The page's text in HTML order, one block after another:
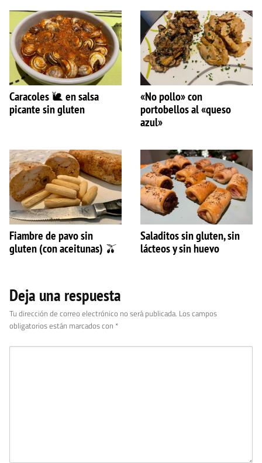
Caracoles 🐌 en salsa
picante sin gluten
«No pollo» con
portobellos al «queso
azul»
Fiambre de pavo sin
gluten (con aceitunas) 🫒
Saladitos sin gluten, sin
lácteos y sin huevo
Deja una respuesta
Tu dirección de correo electrónico no será publicada. Los campos
obligatorios están marcados con *